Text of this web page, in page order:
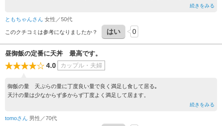
アしました。夜もここで食べたかったくらい大満足でした。また行きたいです。
続きをみる
ともちゃんさん 女性／50代
このクチコミは参考になりましたか？ はい 0
昼御飯の定番に天丼 最高です。
4.0 カップル・夫婦
御飯の量 天ぷらの量に丁度良い量で良く満足し食して居る｡
天汁の量は少なからず多からず丁度よく満足して居ます。
続きをみる
tomoさん 男性／70代